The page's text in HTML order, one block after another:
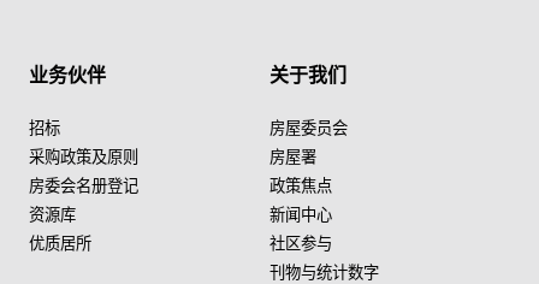
业务伙伴
招标
采购政策及原则
房委会名册登记
资源库
优质居所
关于我们
房屋委员会
房屋署
政策焦点
新闻中心
社区参与
刊物与统计数字